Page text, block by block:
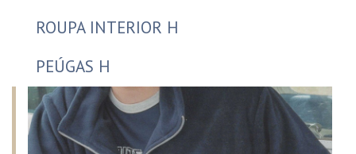
ROUPA INTERIOR H
PEÚGAS H